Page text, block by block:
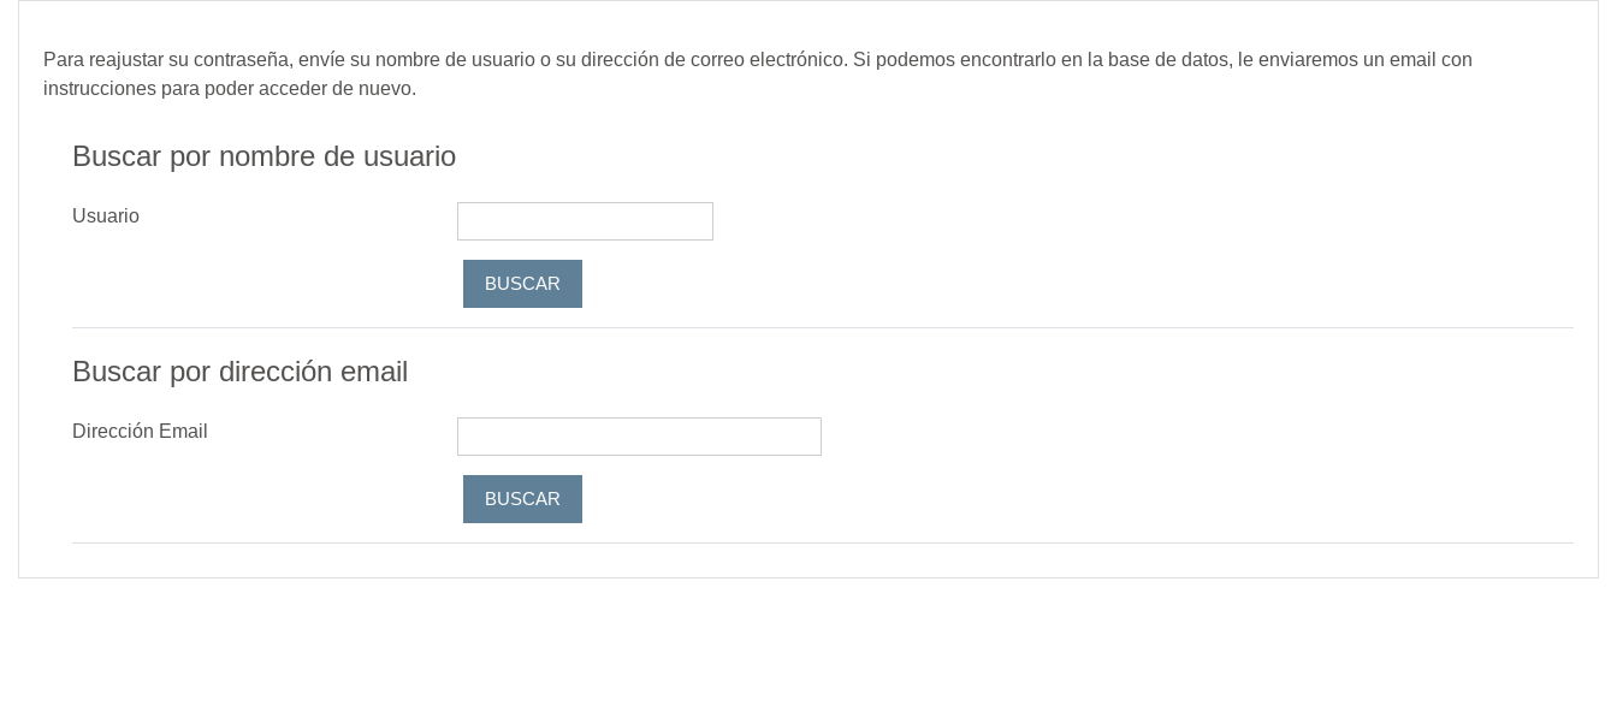
Para reajustar su contraseña, envíe su nombre de usuario o su dirección de correo electrónico. Si podemos encontrarlo en la base de datos, le enviaremos un email con
instrucciones para poder acceder de nuevo.
Buscar por nombre de usuario
Usuario
Buscar por dirección email
Dirección Email